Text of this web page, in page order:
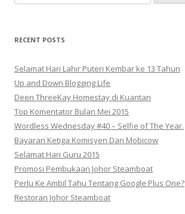
for:
RECENT POSTS
Selamat Hari Lahir Puteri Kembar ke 13 Tahun
Up and Down Blogging Life
Deen ThreeKay Homestay di Kuantan
Top Komentator Bulan Mei 2015
Wordless Wednesday #40 – Selfie of The Year.
Bayaran Ketiga Komisyen Dari Mobicow
Selamat Hari Guru 2015
Promosi Pembukaan Johor ‎Steamboat
Perlu Ke Ambil Tahu Tentang Google Plus One?
Restoran Johor Steamboat